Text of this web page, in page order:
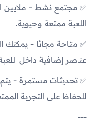
✅ مجتمع نشط – ملايين
اللعبة ممتعة وحيوية.
✅ متاحة مجانًا – يمكنك
عناصر إضافية داخل
✅ تحديثات مستمرة –
للحفاظ على التجربة
---